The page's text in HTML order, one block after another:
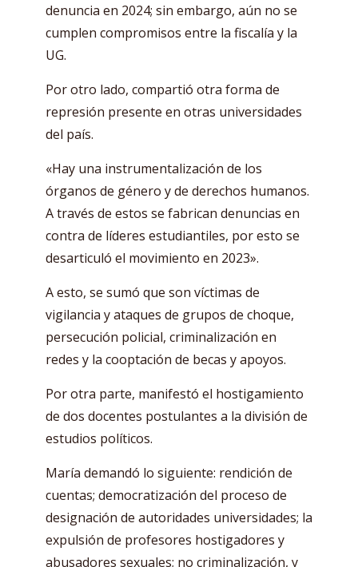
denuncia en 2024; sin embargo, aún no se
cumplen compromisos entre la fiscalía y la
UG.
Por otro lado, compartió otra forma de
represión presente en otras universidades
del país.
«Hay una instrumentalización de los
órganos de género y de derechos humanos.
A través de estos se fabrican denuncias en
contra de líderes estudiantiles, por esto se
desarticuló el movimiento en 2023».
A esto, se sumó que son víctimas de
vigilancia y ataques de grupos de choque,
persecución policial, criminalización en
redes y la cooptación de becas y apoyos.
Por otra parte, manifestó el hostigamiento
de dos docentes postulantes a la división de
estudios políticos.
María demandó lo siguiente: rendición de
cuentas; democratización del proceso de
designación de autoridades universidades; la
expulsión de profesores hostigadores y
abusadores sexuales; no criminalización, y